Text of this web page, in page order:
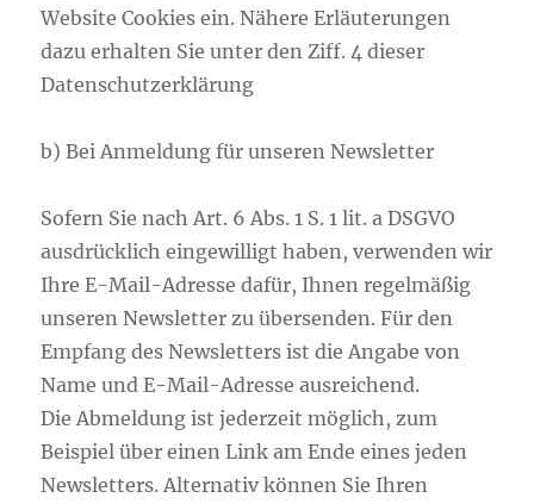
Website Cookies ein. Nähere Erläuterungen
dazu erhalten Sie unter den Ziff. 4 dieser
Datenschutzerklärung
b) Bei Anmeldung für unseren Newsletter
Sofern Sie nach Art. 6 Abs. 1 S. 1 lit. a DSGVO
ausdrücklich eingewilligt haben, verwenden wir
Ihre E-Mail-Adresse dafür, Ihnen regelmäßig
unseren Newsletter zu übersenden. Für den
Empfang des Newsletters ist die Angabe von
Name und E-Mail-Adresse ausreichend.
Die Abmeldung ist jederzeit möglich, zum
Beispiel über einen Link am Ende eines jeden
Newsletters. Alternativ können Sie Ihren